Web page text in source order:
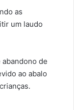
as
um laudo
de
ao abalo